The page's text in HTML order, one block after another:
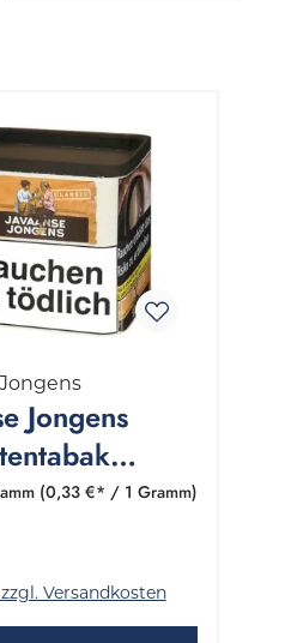
Jongens
Dose 61
(0,33 €* / 1 Gramm)
Versandkosten